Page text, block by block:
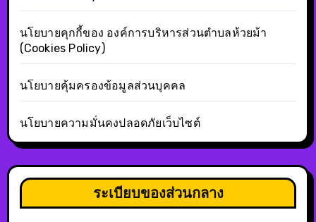
นโยบายคุกกี้ของ องค์การบริหารส่วนตำบลห้วยม้า
(Cookies Policy)
นโยบายคุ้มครองข้อมูลส่วนบุคคล
นโยบายความมั่นคงปลอดภัยเว็บไซต์
ระเบียบของส่วนกลาง